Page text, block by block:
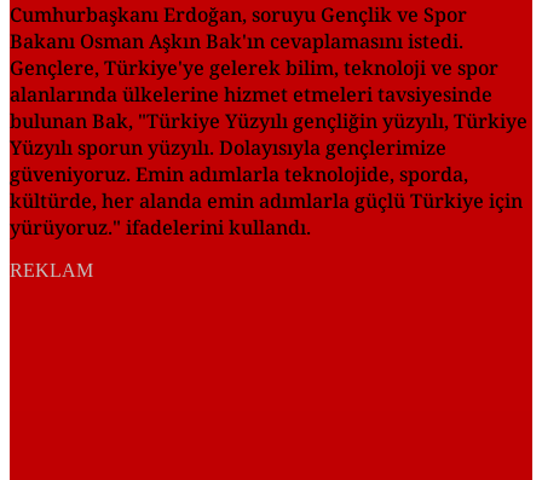
Cumhurbaşkanı Erdoğan, soruyu Gençlik ve Spor
Bakanı Osman Aşkın Bak'ın cevaplamasını istedi.
Gençlere, Türkiye'ye gelerek bilim, teknoloji ve spor
alanlarında ülkelerine hizmet etmeleri tavsiyesinde
bulunan Bak, "Türkiye Yüzyılı gençliğin yüzyılı, Türkiye
Yüzyılı sporun yüzyılı. Dolayısıyla gençlerimize
güveniyoruz. Emin adımlarla teknolojide, sporda,
kültürde, her alanda emin adımlarla güçlü Türkiye için
yürüyoruz." ifadelerini kullandı.
REKLAM